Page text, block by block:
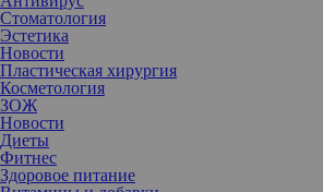
Стоматология
Эстетика
Новости
Пластическая хирургия
Косметология
ЗОЖ
Новости
Диеты
Фитнес
Здоровое питание